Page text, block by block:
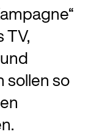
TV,
sollen so